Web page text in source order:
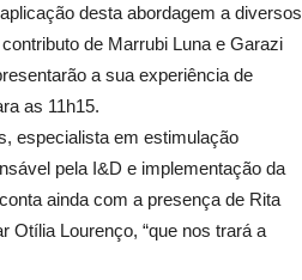
desta abordagem a diversos
de Marrubi Luna e Garazi
a sua experiência de
as 11h15.
especialista em estimulação
pela I&D e implementação da
ainda com a presença de Rita
Otília Lourenço, “que nos trará a